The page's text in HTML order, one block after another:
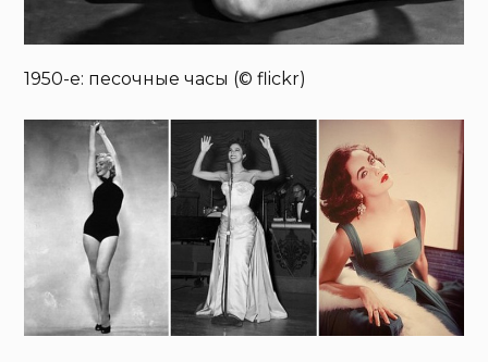
1950-е: песочные часы (© flickr)